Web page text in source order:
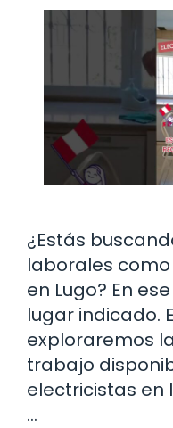
¿Estás
laborales
en Lugo? En
lugar indicado.
exploraremos
trabajo
electricistas en
…